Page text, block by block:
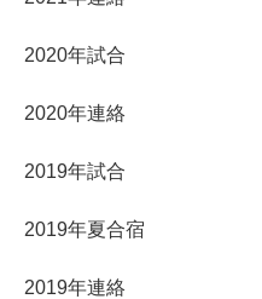
2020年試合
2020年連絡
2019年試合
2019年夏合宿
2019年連絡